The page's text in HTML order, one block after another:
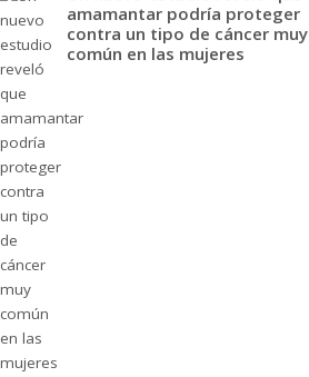
amamantar podría proteger
contra un tipo de cáncer muy
común en las mujeres